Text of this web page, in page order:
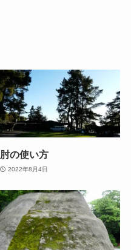
肘の使い方
2022年8月4日